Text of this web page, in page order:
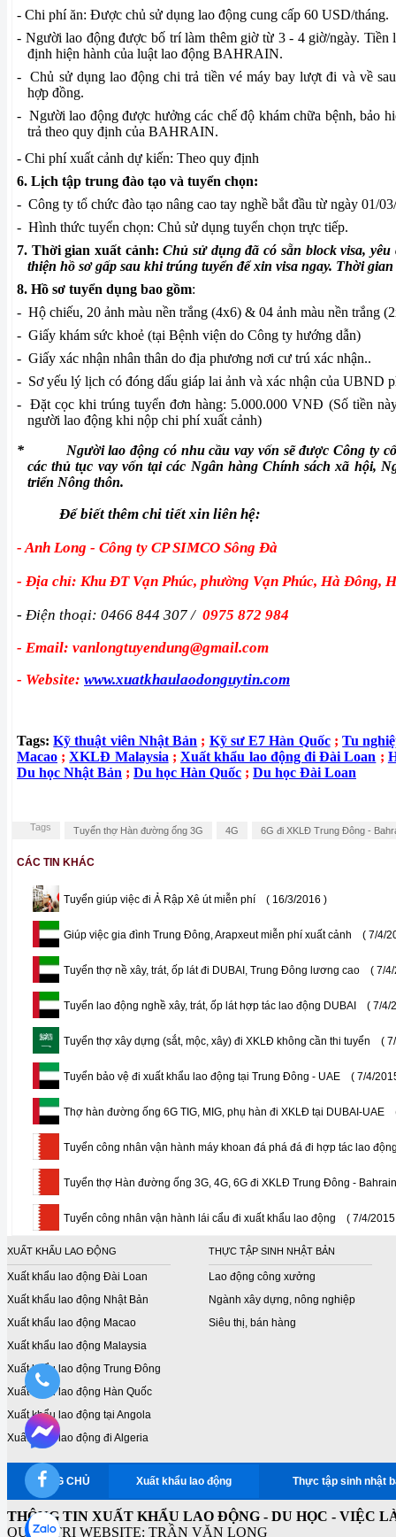
- Chi phí ăn: Được chủ sử dụng lao động cung cấp 60 USD/tháng.
- Người lao động được bố trí làm thêm giờ từ 3 - 4 giờ/ngày. Tiền
định hiện hành của luật lao động BAHRAIN.
-
Chủ sử dụng lao động chi trả tiền vé máy bay lượt đi và về
hợp đồng.
- Người lao động được hưởng các chế độ khám chữa bệnh, bảo
trả theo quy định của BAHRAIN.
- Chi phí xuất cảnh dự kiến: Theo quy định
6. Lịch tập trung đào tạo và tuyển chọn:
- Công ty tổ chức đào tạo nâng cao tay nghề bắt đầu từ ngày 01/
- Hình thức tuyển chọn: Chủ sử dụng tuyển chọn trực tiếp.
7. Thời gian xuất cảnh:Chủ sử dụng đã có sẵn block visa,
thiện hồ sơ gấp sau khi trúng tuyển để xin visa ngay. Thời
8. Hồ sơ tuyển dụng bao gồm:
- Hộ chiếu, 20 ảnh màu nền trắng (4x6) & 04 ảnh màu nền trắng
- Giấy khám sức khoẻ (tại Bệnh viện do Công ty hướng dẫn)
- Giấy xác nhận nhân thân do địa phương nơi cư trú xác nhận..
- Sơ yếu lý lịch có đóng dấu giáp lai ảnh và xác nhận của UBND
- Đặt cọc khi trúng tuyển đơn hàng: 5.000.000 VNĐ (Số tiền
người lao động khi nộp chi phí xuất cảnh)
*
Người lao động có nhu cầu vay vốn sẽ được Công ty
các thủ tục vay vốn tại các Ngân hàng Chính sách xã hội,
triển Nông thôn.
Để biết thêm chi tiết xin liên hệ:
- Anh Long - Công ty CP SIMCO Sông Đà
- Địa chỉ: Khu ĐT Vạn Phúc, phường Vạn Phúc, Hà Đông,
- Điện thoại: 0466 844 307 / 0975 872 984
- Email: vanlongtuyendung@gmail.com
- Website: www.xuatkhaulaodonguytin.com
Tags:Kỹ thuật viên Nhật Bản ; Kỹ sư E7 Hàn Quốc ; Tu
Macao ; XKLĐ Malaysia ; Xuất khẩu lao động đi Đài Loan ;
Du học Nhật Bản ; Du học Hàn Quốc ; Du học Đài Loan
Tags Tuyển thợ Hàn đường ống 3G 4G 6G đi XKLĐ Trung Đông -
CÁC TIN KHÁC
Tuyển giúp việc đi Ả Rập Xê út miễn phí ( 16/3/2016 )
Giúp việc gia đình Trung Đông, Arapxeut miễn phí xuất cảnh ( 7/4/
Tuyển thợ nề xây, trát, ốp lát đi DUBAI, Trung Đông lương cao ( 7/
Tuyển lao động nghề xây, trát, ốp lát hợp tác lao động DUBAI ( 7/4/
Tuyển thợ xây dựng (sắt, mộc, xây) đi XKLĐ không cần thi tuyển (
Tuyển bảo vệ đi xuất khẩu lao động tại Trung Đông - UAE ( 7/4/
Thợ hàn đường ống 6G TIG, MIG, phụ hàn đi XKLĐ tại DUBAI-UAE
Tuyển công nhân vận hành máy khoan đá phá đá đi hợp tác lao
Tuyển thợ Hàn đường ống 3G, 4G, 6G đi XKLĐ Trung Đông - Bahrain
Tuyển công nhân vận hành lái cẩu đi xuất khẩu lao động ( 7/4/
XUẤT KHẨU LAO ĐỘNG
Xuất khẩu lao động Đài Loan
Xuất khẩu lao động Nhật Bản
Xuất khẩu lao động Macao
Xuất khẩu lao động Malaysia
Xuất khẩu lao động Trung Đông
Xuất khẩu lao động Hàn Quốc
Xuất khẩu lao động tại Angola
Xuất khẩu lao động đi Algeria
THỰC TẬP SINH NHẬT BẢN
Lao động công xưởng
Ngành xây dựng, nông nghiệp
Siêu thị, bán hàng
TRANG CHỦ Xuất khẩu lao động Thực tập sinh nhật
THÔNG TIN XUẤT KHẨU LAO ĐỘNG - DU HỌC - VIỆC
QUẢN TRỊ WEBSITE: TRẦN VĂN LONG